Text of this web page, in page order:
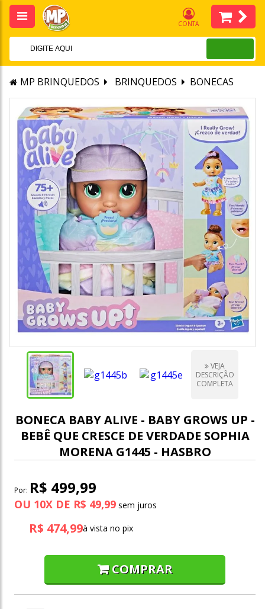
CONTA
MP BRINQUEDOS BRINQUEDOS BONECAS
VEJA
DESCRIÇÃO
COMPLETA
BONECA BABY ALIVE - BABY GROWS UP -
BEBÊ QUE CRESCE DE VERDADE SOPHIA
MORENA G1445 - HASBRO
Por: R$ 499,99
OU 10X DE R$ 49,99
R$ 474,99à vista no pix
COMPRAR